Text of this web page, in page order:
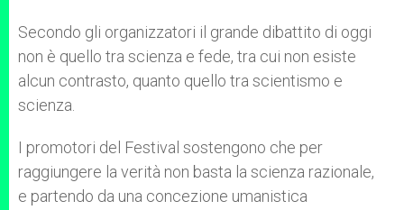
Secondo gli organizzatori il grande dibattito di oggi
non è quello tra scienza e fede, tra cui non esiste
alcun contrasto, quanto quello tra scientismo e
scienza.
I promotori del Festival sostengono che per
raggiungere la verità non basta la scienza razionale,
e partendo da una concezione umanistica